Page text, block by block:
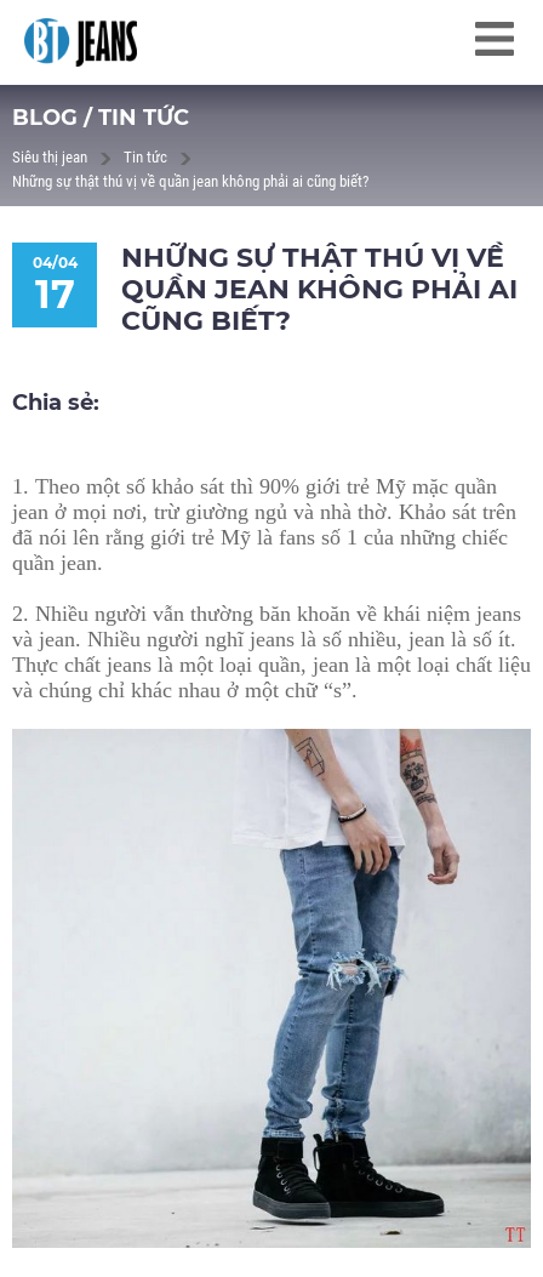
BLOG / TIN TỨC
Siêu thị jean
Tin tức
Những sự thật thú vị về quần jean không phải ai cũng biết?
04/04
17
NHỮNG SỰ THẬT THÚ VỊ VỀ
QUẦN JEAN KHÔNG PHẢI AI
CŨNG BIẾT?
Chia sẻ:
1. Theo một số khảo sát thì 90% giới trẻ Mỹ mặc quần
jean ở mọi nơi, trừ giường ngủ và nhà thờ. Khảo sát trên
đã nói lên rằng giới trẻ Mỹ là fans số 1 của những chiếc
quần jean.
2. Nhiều người vẫn thường băn khoăn về khái niệm jeans
và jean. Nhiều người nghĩ jeans là số nhiều, jean là số ít.
Thực chất jeans là một loại quần, jean là một loại chất liệu
và chúng chỉ khác nhau ở một chữ “s”.